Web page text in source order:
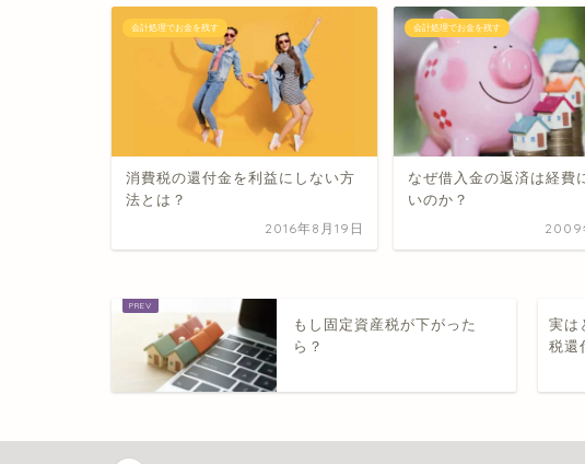
会計処理でお金を残す
消費税の還付金を利益にしない方
法とは？
2016年8月19日
会計処理でお金を残す
なぜ借入金の返済は経費
いのか？
2009
もし固定資産税が下がった
ら？
実は
税還